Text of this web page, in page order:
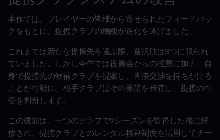
本作では、プレイヤーの皆様から寄せられたフィードバッ
クをもとに、提携クラブの機能が進化を遂げました。
これまでは新たな提携先を選ぶ際、選択肢は3つに限られ
ていました。しかし今作では役員会からの推薦に加え、自
身で提携先の候補クラブを提案し、直接交渉を持ちかける
ことが可能に。相手クラブはその要請を審査し、提携の可
否を判断します。
この機能は、一つのクラブで2シーズンを監督した後に解
放され、提携クラブとのレンタル移籍制度を活用してチー